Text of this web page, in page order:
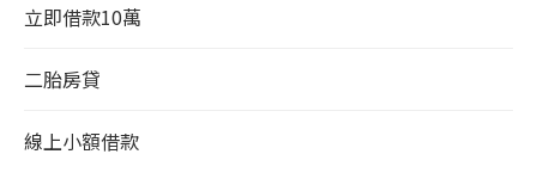
立即借款10萬
二胎房貸
線上小額借款